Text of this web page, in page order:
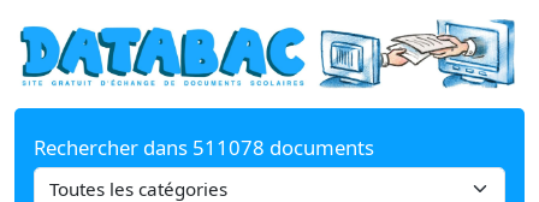
Rechercher dans 511078 documents